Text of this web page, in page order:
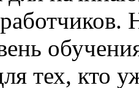
тех, кто